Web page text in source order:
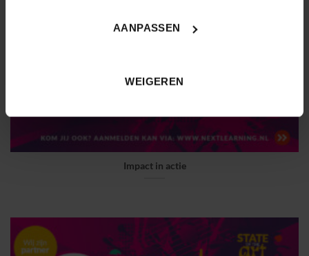
AANPASSEN
WEIGEREN
Impact in actie